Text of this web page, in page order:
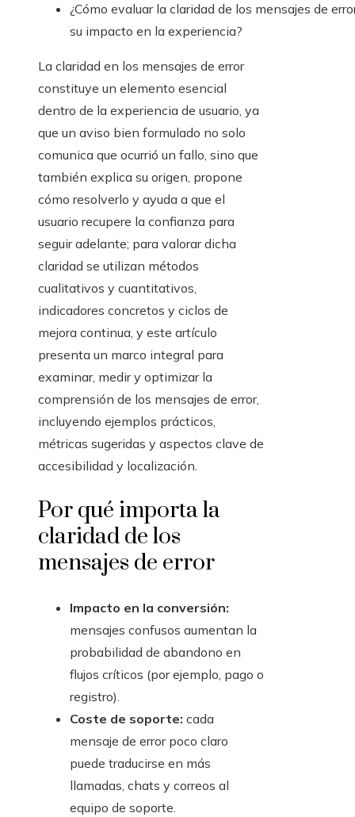
¿Cómo evaluar la claridad de los mensajes de
su impacto en la experiencia?
La claridad en los mensajes de error
constituye un elemento esencial
dentro de la experiencia de usuario, ya
que un aviso bien formulado no solo
comunica que ocurrió un fallo, sino que
también explica su origen, propone
cómo resolverlo y ayuda a que el
usuario recupere la confianza para
seguir adelante; para valorar dicha
claridad se utilizan métodos
cualitativos y cuantitativos,
indicadores concretos y ciclos de
mejora continua, y este artículo
presenta un marco integral para
examinar, medir y optimizar la
comprensión de los mensajes de error,
incluyendo ejemplos prácticos,
métricas sugeridas y aspectos clave de
accesibilidad y localización.
Por qué importa la
claridad de los
mensajes de error
Impacto en la conversión:
mensajes confusos aumentan la
probabilidad de abandono en
flujos críticos (por ejemplo, pago o
registro).
Coste de soporte: cada
mensaje de error poco claro
puede traducirse en más
llamadas, chats y correos al
equipo de soporte.